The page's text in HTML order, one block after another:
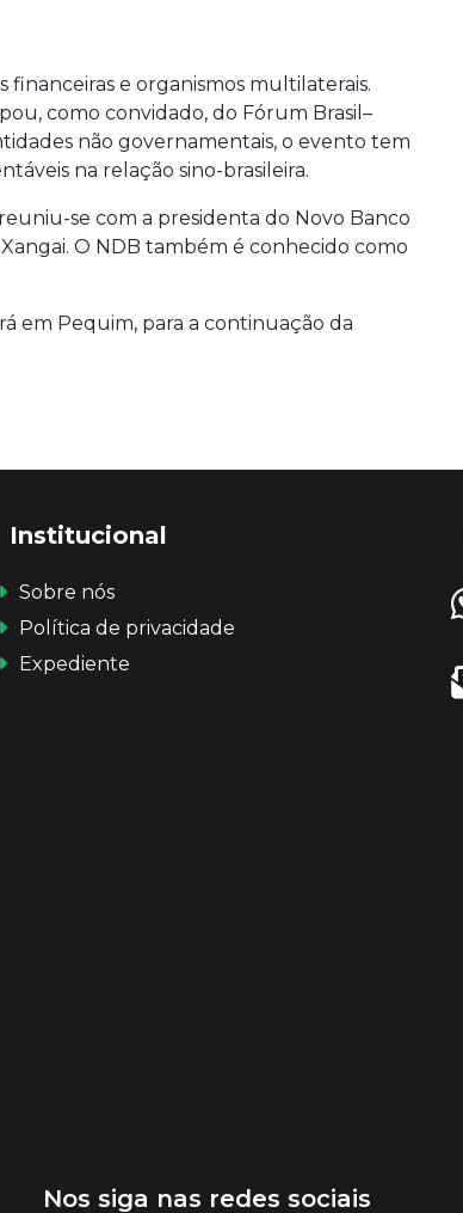
e organismos multilaterais.
como convidado, do Fórum Brasil–
não governamentais, o evento tem
na relação sino-brasileira.
se com a presidenta do Novo Banco
O NDB também é conhecido como
em Pequim, para a continuação da
Institucional
Sobre nós
Política de privacidade
Expediente
Nos siga nas redes sociais